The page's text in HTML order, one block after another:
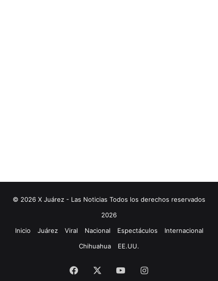
© 2026 X Juárez - Las Noticias Todos los derechos reservados
2026
Inicio
Juárez Viral Nacional Espectáculos
Internacional
Chihuahua
EE.UU.
Facebook YouTubeInstagram